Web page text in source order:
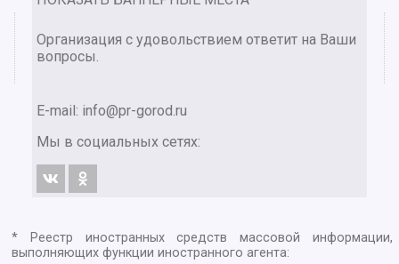
Организация с удовольствием ответит на Ваши
вопросы.
E-mail: info@pr-gorod.ru
Мы в социальных сетях:
* Реестр иностранных средств массовой информации,
выполняющих функции иностранного агента: